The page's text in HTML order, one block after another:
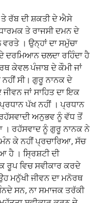
ਰੱਬ ਦੀ ਸ਼ਕਤੀ ਦੇ ਐਸੇ
ਤੇ ਰਾਜਸੀ ਦਮਨ ਦੇ
। ਉਨ੍ਹਾਂ ਦਾ ਸਮੁੱਚਾ
ਦਰਮਿਆਨ ਚਲਦਾ ਰਹਿੰਦਾ ਹੈ
ਕੇਵਲ ਪੰਜਾਬ ਦੇ ਕੌਮੀ ਜਾਂ
ਨਹੀਂ ਸੀ। ਗੁਰੂ ਨਾਨਕ ਦੇ
ਜਾਂ ਸਾਹਿਤ ਦਾ ਇਕ
ਪੱਖ ਨਹੀਂ । ਪ੍ਰਧਾਨ
ਰਹੱਸਵਾਦੀ ਅਨੁਭਵ ਨੂੰ ਵੱਧ ਤੋਂ
ਰਹੱਸਵਾਦ ਨੂੰ ਗੁਰੂ ਨਾਨਕ ਨੇ
ਕੇ ਨਹੀਂ ਪ੍ਰਚਾਰਿਆ, ਸੱਚ
ਹੈ । ਸ੍ਰਿਸ਼ਟੀ ਦੀ
ਵਿਚ ਸਵੀਕਾਰ ਕਰਦੇ
ਮਨੁੱਖੀ ਜੀਵਨ ਦਾ ਮਨੋਰਥ
ਸਨ, ਨਾ ਸਮਾਜਕ ਤਰੱਕੀ